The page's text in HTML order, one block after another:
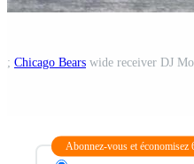
Chicago Bears wide receiver DJ Moore (2)
Abonnez-vous et économisez